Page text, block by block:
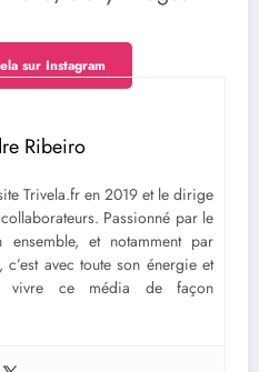
sur Instagram
Ribeiro
Trivela.fr en 2019 et le dirige
Passionné par le
et notamment par
c’est avec toute son énergie et
vivre ce média de façon